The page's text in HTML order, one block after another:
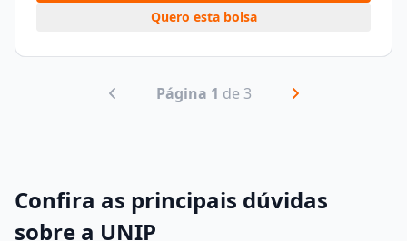
Quero esta bolsa
Página 1 de 3
Confira as principais dúvidas
sobre a UNIP